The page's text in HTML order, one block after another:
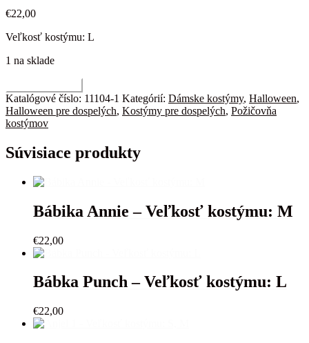
€22,00
Veľkosť kostýmu: L
1 na sklade
Sinderella
-
Veľkosť
kostýmu:
L
Katalógové číslo: 11104-1 Kategórií: Dámske kostýmy, Halloween,
Halloween pre dospelých, Kostýmy pre dospelých, Požičovňa
kostýmov
Súvisiace produkty
Bábika Annie – Veľkosť kostýmu: M
€22,00
Bábka Punch – Veľkosť kostýmu: L
€22,00